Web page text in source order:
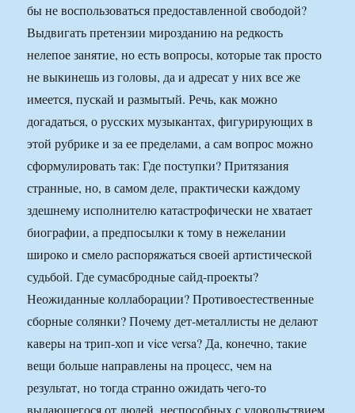
бы не воспользоваться предоставленной свободой?
Выдвигать претензии мирозданию на редкость
нелепое занятие, но есть вопросы, которые так просто
не выкинешь из головы, да и адресат у них все же
имеется, пускай и размытый. Речь, как можно
догадаться, о русских музыкантах, фигурирующих в
этой рубрике и за ее пределами, а сам вопрос можно
сформулировать так: Где поступки? Притязания
странные, но, в самом деле, практически каждому
здешнему исполнителю катастрофически не хватает
биографии, а предпосылки к тому в нежелании
широко и смело распоряжаться своей артистической
судьбой. Где сумасбродные сайд-проекты?
Неожиданные коллаборации? Противоестественные
сборные солянки? Почему дет-металлисты не делают
каверы на трип-хоп и vice versa? Да, конечно, такие
вещи больше направлены на процесс, чем на
результат, но тогда странно ожидать чего-то